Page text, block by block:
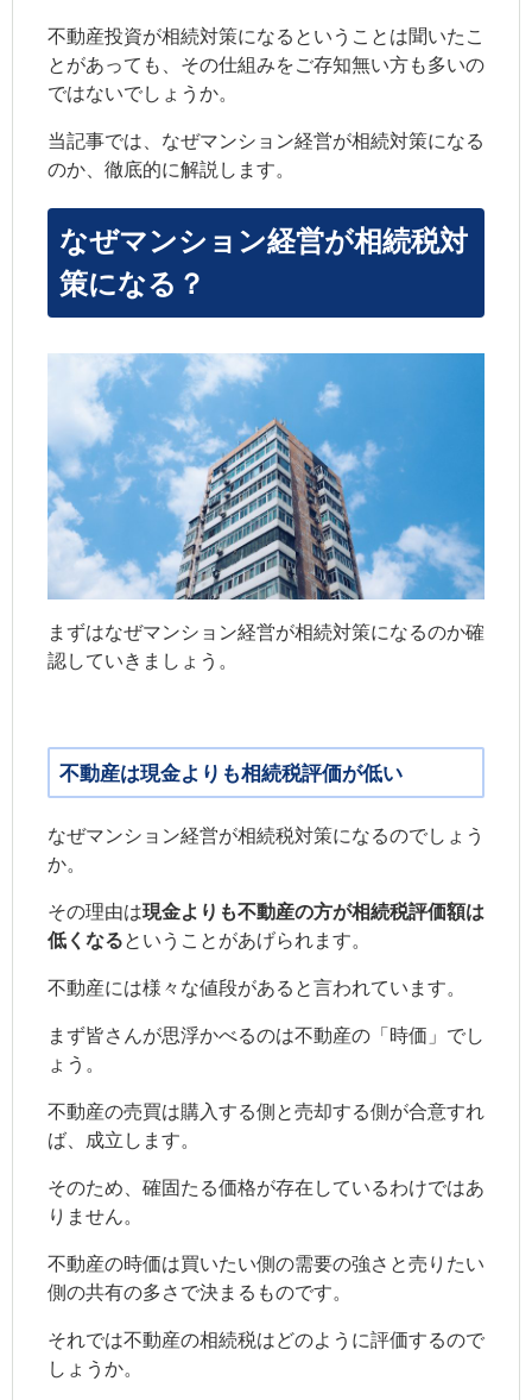
不動産投資が相続対策になるということは聞いたこ
とがあっても、その仕組みをご存知無い方も多いの
ではないでしょうか。
当記事では、なぜマンション経営が相続対策になる
のか、徹底的に解説します。
なぜマンション経営が相続税対
策になる？
まずはなぜマンション経営が相続対策になるのか確
認していきましょう。
不動産は現金よりも相続税評価が低い
なぜマンション経営が相続税対策になるのでしょう
か。
その理由は現金よりも不動産の方が相続税評価額は
低くなるということがあげられます。
不動産には様々な値段があると言われています。
まず皆さんが思浮かべるのは不動産の「時価」でし
ょう。
不動産の売買は購入する側と売却する側が合意すれ
ば、成立します。
そのため、確固たる価格が存在しているわけではあ
りません。
不動産の時価は買いたい側の需要の強さと売りたい
側の共有の多さで決まるものです。
それでは不動産の相続税はどのように評価するので
しょうか。